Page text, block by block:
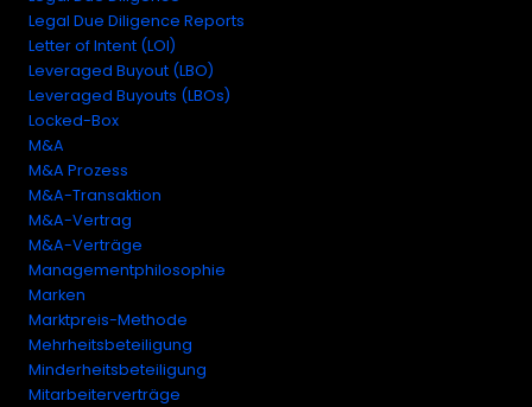
Legal Due Diligence Reports
Letter of Intent (LOI)
Leveraged Buyout (LBO)
Leveraged Buyouts (LBOs)
Locked-Box
M&A
M&A Prozess
M&A-Transaktion
M&A-Vertrag
M&A-Verträge
Managementphilosophie
Marken
Marktpreis-Methode
Mehrheitsbeteiligung
Minderheitsbeteiligung
Mitarbeiterverträge